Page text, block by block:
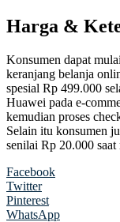
Harga &
Konsumen dapat
keranjang belanja
spesial Rp 499.000
Huawei pada e-
kemudian proses
Selain itu konsumen
senilai Rp 20.000
Facebook
Twitter
Pinterest
WhatsApp